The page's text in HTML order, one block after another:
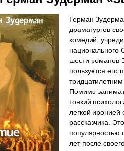
Герман
драматургов
комедий;
национального
шести романов
пользуется его
Помимо
тонкий
легкой иронией
рассказчика.
популярностью
лет после